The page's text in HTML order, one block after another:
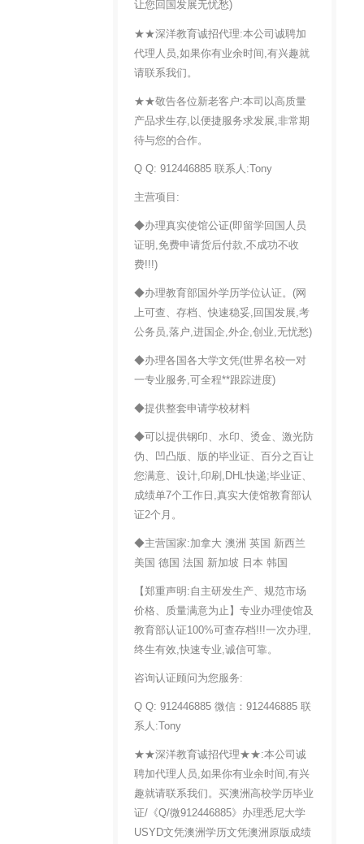
让您回国发展无忧愁)
★★深洋教育诚招代理:本公司诚聘加
代理人员,如果你有业余时间,有兴趣就
请联系我们。
★★敬告各位新老客户:本司以高质量
产品求生存,以便捷服务求发展,非常期
待与您的合作。
Q Q: 912446885 联系人:Tony
主营项目:
◆办理真实使馆公证(即留学回国人员
证明,免费申请货后付款,不成功不收
费!!!)
◆办理教育部国外学历学位认证。(网
上可查、存档、快速稳妥,回国发展,考
公务员,落户,进国企,外企,创业,无忧愁)
◆办理各国各大学文凭(世界名校一对
一专业服务,可全程**跟踪进度)
◆提供整套申请学校材料
◆可以提供钢印、水印、烫金、激光防
伪、凹凸版、版的毕业证、百分之百让
您满意、设计,印刷,DHL快递;毕业证、
成绩单7个工作日,真实大使馆教育部认
证2个月。
◆主营国家:加拿大 澳洲 英国 新西兰
美国 德国 法国 新加坡 日本 韩国
【郑重声明:自主研发生产、规范市场
价格、质量满意为止】专业办理使馆及
教育部认证100%可查存档!!!一次办理,
终生有效,快速专业,诚信可靠。
咨询认证顾问为您服务:
Q Q: 912446885 微信：912446885 联
系人:Tony
★★深洋教育诚招代理★★:本公司诚
聘加代理人员,如果你有业余时间,有兴
趣就请联系我们。买澳洲高校学历毕业
证/《Q/微912446885》办理悉尼大学
USYD文凭澳洲学历文凭澳洲原版成绩